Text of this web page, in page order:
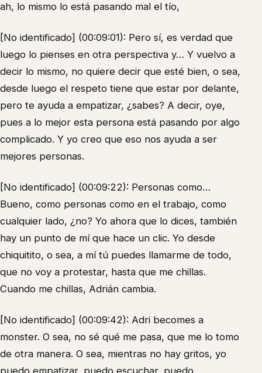
ah, lo mismo lo está pasando mal el tío,
[No identificado] (00:09:01): Pero sí, es verdad que
luego lo pienses en otra perspectiva y… Y vuelvo a
decir lo mismo, no quiere decir que esté bien, o sea,
desde luego el respeto tiene que estar por delante,
pero te ayuda a empatizar, ¿sabes? A decir, oye,
pues a lo mejor esta persona está pasando por algo
complicado. Y yo creo que eso nos ayuda a ser
mejores personas.
[No identificado] (00:09:22): Personas como…
Bueno, como personas como en el trabajo, como
cualquier lado, ¿no? Yo ahora que lo dices, también
hay un punto de mí que hace un clic. Yo desde
chiquitito, o sea, a mí tú puedes llamarme de todo,
que no voy a protestar, hasta que me chillas.
Cuando me chillas, Adrián cambia.
[No identificado] (00:09:42): Adri becomes a
monster. O sea, no sé qué me pasa, que me lo tomo
de otra manera. O sea, mientras no hay gritos, yo